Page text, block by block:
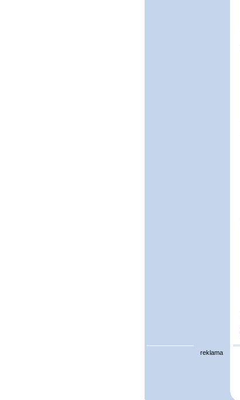
reklama